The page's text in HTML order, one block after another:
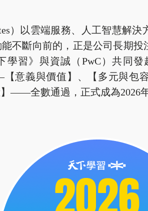
）以雲端服務、人工智慧解
不斷向前的，正是公司長期
學習》與資誠（PwC）共同
意義與價值】、【多元與包
——全數通過，正式成為2026